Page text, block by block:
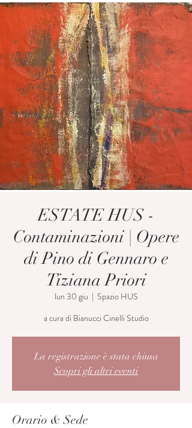
ESTATE HUS -
Contaminazioni | Opere
di Pino di Gennaro e
Tiziana Priori
lun 30 giu
  |
Spazio HUS
a cura di Bianucci Cinelli Studio
La registrazione è stata chiusa
Scopri gli altri eventi
Orario & Sede